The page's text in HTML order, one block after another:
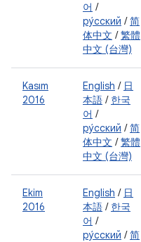
어 /
ру́сский /简
体中文 /繁體
中文 (台灣)
Kasım
2016
English / 日
本語 / 한국
어 /
ру́сский /简
体中文 /繁體
中文 (台灣)
Ekim
2016
English / 日
本語 / 한국
어 /
ру́сский /简